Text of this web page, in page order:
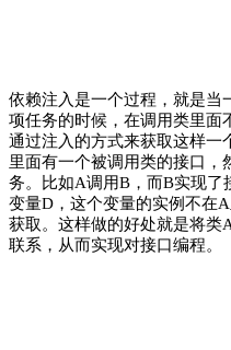
依赖注入是一个过程，就是当
项任务的时候，在调用类里面
通过注入的方式来获取这样一
里面有一个被调用类的接口，
务。比如A调用B，而B实现了
变量D，这个变量的实例不在
获取。这样做的好处就是将类
联系，从而实现对接口编程。